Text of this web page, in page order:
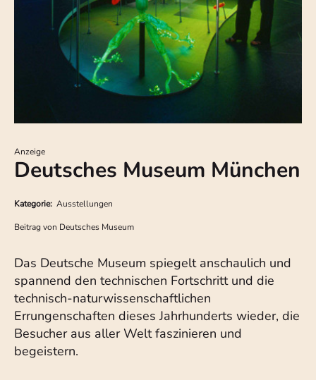
Anzeige
Deutsches Museum München
Kategorie: Ausstellungen
Beitrag von Deutsches Museum
Das Deutsche Museum spiegelt anschaulich und
spannend den technischen Fortschritt und die
technisch-naturwissenschaftlichen
Errungenschaften dieses Jahrhunderts wieder, die
Besucher aus aller Welt faszinieren und
begeistern.